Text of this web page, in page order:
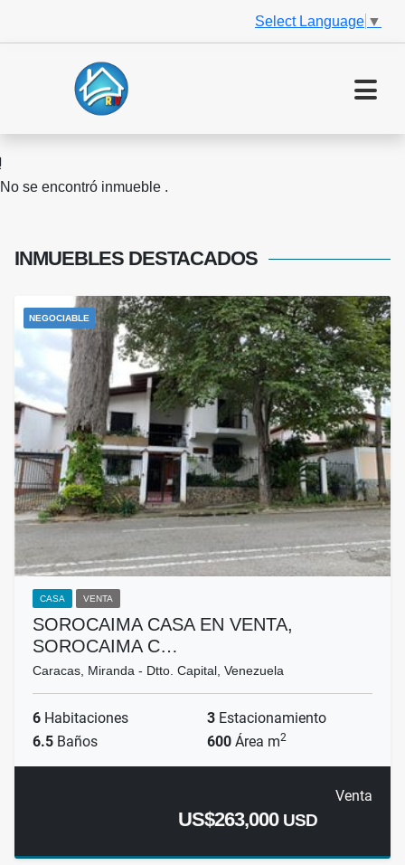
Select Language ▼
No se encontró inmueble .
INMUEBLES DESTACADOS
NEGOCIABLE
CASA VENTA
SOROCAIMA CASA EN VENTA,
SOROCAIMA C…
Caracas, Miranda - Dtto. Capital, Venezuela
6 Habitaciones 3 Estacionamiento
6.5 Baños 600 Área m2
Venta
US$263,000 USD